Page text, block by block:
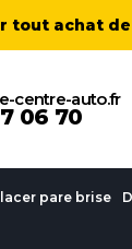
tout achat
centre-auto.fr
06 70
pare brise